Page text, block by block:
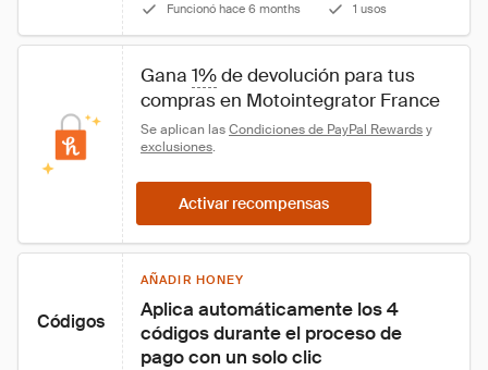
Funcionó hace 6 months
1 usos
Gana 1% de devolución para tus
compras en Motointegrator France
Se aplican las Condiciones de PayPal Rewards y
exclusiones.
Activar recompensas
Códigos
AÑADIR HONEY
Aplica automáticamente los 4
códigos durante el proceso de
pago con un solo clic